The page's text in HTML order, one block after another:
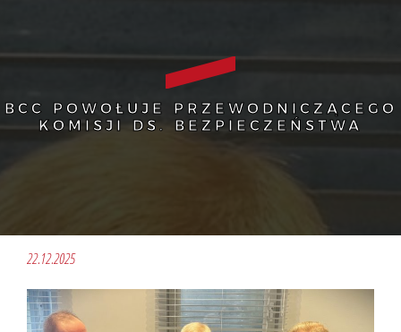
BCC POWOŁUJE PRZEWODNICZĄCEGO
KOMISJI DS. BEZPIECZEŃSTWA
22.12.2025